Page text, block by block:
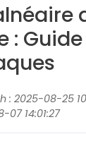
:
: 2025-08-25
14:01:27